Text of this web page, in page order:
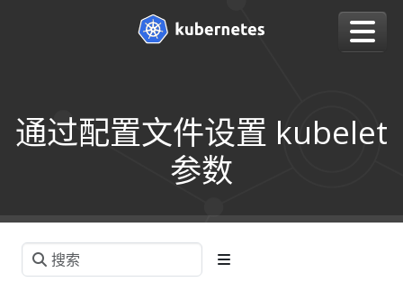
通过配置文件设置 kubelet
参数